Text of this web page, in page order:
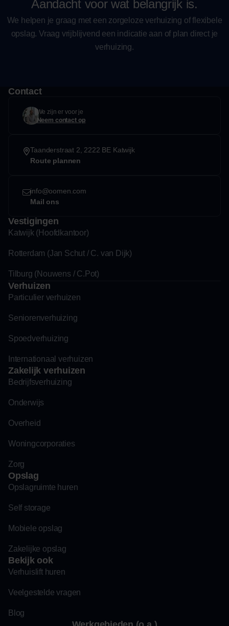
Aandacht voor wat belangrijk is.
We helpen je graag met een zorgeloze verhuizing of flexibele
opslag. Vraag vrijblijvend een indicatie aan of plan direct je
verhuizing.
Contact
We zijn er voor je
Neem contact op
Taanderstraat 2, 2222 BE Katwijk
Route plannen
info@oomen.com
Mail ons
Vestigingen
Katwijk (Hoofdkantoor)
Rotterdam (Jan Schut / C. van Dijk)
Tilburg (Nouwens / C.Pot)
Verhuizen
Particulier verhuizen
Seniorenverhuizing
Spoedverhuizing
Internationaal verhuizen
Zakelijk verhuizen
Bedrijfsverhuizing
Onderwijs
Overheid
Woningcorporaties
Zorg
Opslag
Opslagruimte huren
Self storage
Mobiele opslag
Zakelijke opslag
Bekijk ook
Verhuislift huren
Veelgestelde vragen
Blog